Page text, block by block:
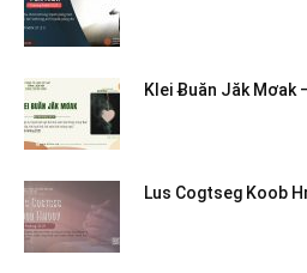
Klei Ƀuăn Jăk Mơak
Lus Cogtseg Koob